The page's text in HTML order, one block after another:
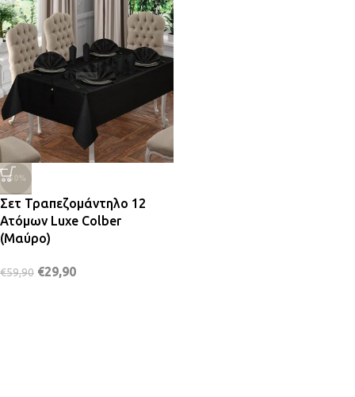
-50%
Σετ Τραπεζομάντηλο 12
Ατόμων Luxe Colber
(Μαύρο)
€59,90 €29,90